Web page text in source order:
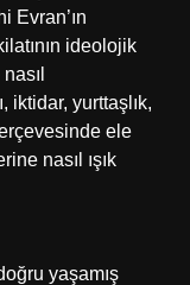
Evran’ın
ideolojik
iktidar, yurttaşlık,
ele
nasıl ışık
yaşamış